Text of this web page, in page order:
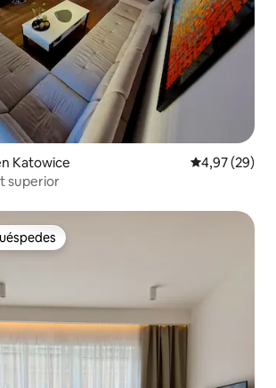
Katowice Calificación
4,97 (29)
superior